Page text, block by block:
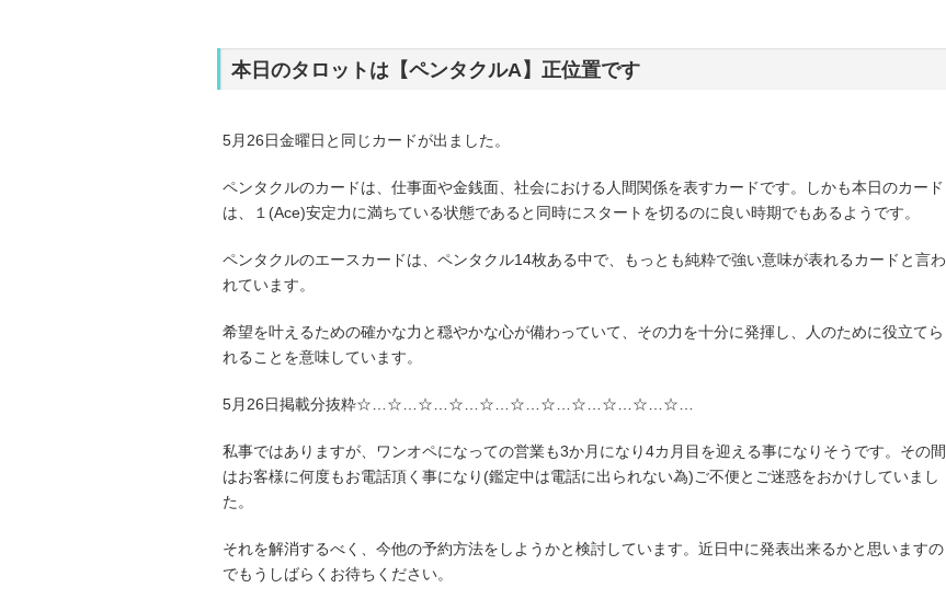
本日のタロットは【ペンタクルA】正位置です
5月26日金曜日と同じカードが出ました。
ペンタクルのカードは、仕事面や金銭面、社会における人間関係を表すカードです。しかも本日のカード
は、１(Ace)安定力に満ちている状態であると同時にスタートを切るのに良い時期でもあるようです。
ペンタクルのエースカードは、ペンタクル14枚ある中で、もっとも純粋で強い意味が表れるカードと言わ
れています。
希望を叶えるための確かな力と穏やかな心が備わっていて、その力を十分に発揮し、人のために役立てら
れることを意味しています。
5月26日掲載分抜粋☆…☆…☆…☆…☆…☆…☆…☆…☆…☆…☆…
私事ではありますが、ワンオペになっての営業も3か月になり4カ月目を迎える事になりそうです。その間
はお客様に何度もお電話頂く事になり(鑑定中は電話に出られない為)ご不便とご迷惑をおかけしていまし
た。
それを解消するべく、今他の予約方法をしようかと検討しています。近日中に発表出来るかと思いますの
でもうしばらくお待ちください。